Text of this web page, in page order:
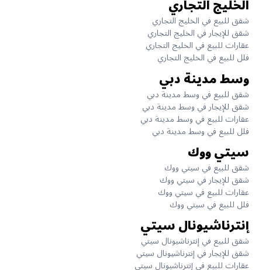
الخليج التجاري
شقق للبيع في الخليج التجاري
شقق للإيجار في الخليج التجاري
عقارات للبيع في الخليج التجاري
فلل للبيع في الخليج التجاري
وسط مدينة دبي
شقق للبيع في وسط مدينة دبي
شقق للإيجار في وسط مدينة دبي
عقارات للبيع في وسط مدينة دبي
فلل للبيع في وسط مدينة دبي
سيتي ووك
شقق للبيع في سيتي ووك
شقق للإيجار في سيتي ووك
عقارات للبيع في سيتي ووك
فلل للبيع في سيتي ووك
إنترناشيونال سيتي
شقق للبيع في إنترناشيونال سيتي
شقق للإيجار في إنترناشيونال سيتي
عقارات للبيع في إنترناشيونال سيتي